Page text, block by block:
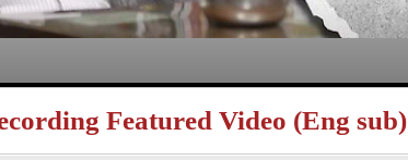
Featured Video (Eng sub)